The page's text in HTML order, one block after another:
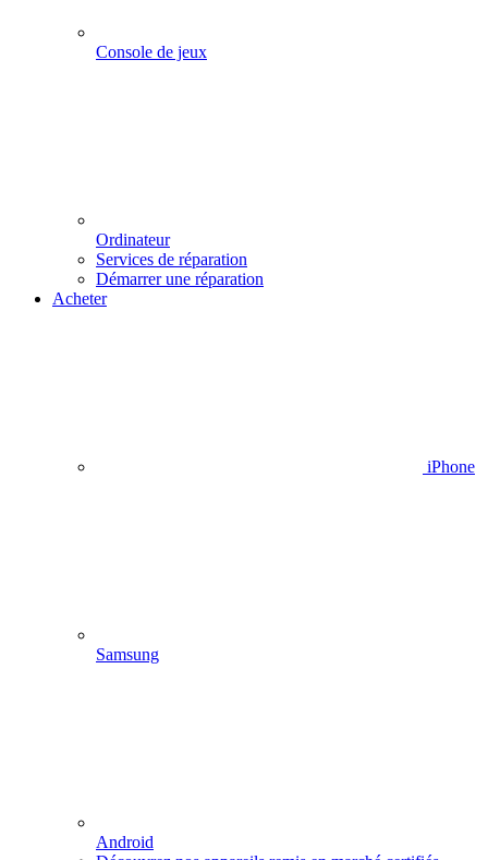
Console de jeux
Ordinateur
Services de réparation
Démarrer une réparation
Acheter
iPhone
Samsung
Android